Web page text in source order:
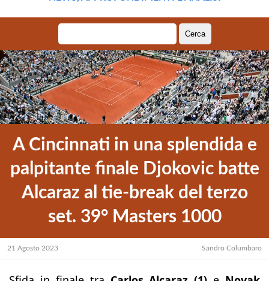
per:
A Cincinnati in una splendida e
palpitante finale Djokovic batte
Alcaraz al tie-break del terzo
set. 39° Masters 1000
21 Agosto 2023 Sandro Columbaro